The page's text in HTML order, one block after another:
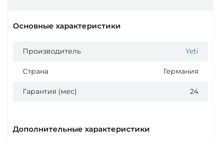
Основные характеристики
Производитель Yeti
Страна Германия
Гарантия (мес) 24
Дополнительные характеристики